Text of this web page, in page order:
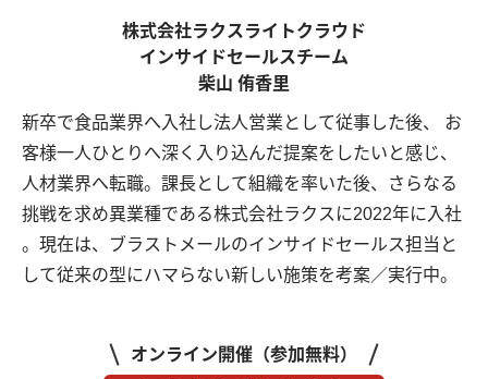
株式会社ラクスライトクラウド
インサイドセールスチーム
柴山 侑香里
新卒で食品業界へ入社し法人営業として従事した後、 お
客様一人ひとりへ深く入り込んだ提案をしたいと感じ、
人材業界へ転職。課長として組織を率いた後、さらなる
挑戦を求め異業種である株式会社ラクスに2022年に入社
。現在は、ブラストメールのインサイドセールス担当と
して従来の型にハマらない新しい施策を考案／実行中。
オンライン開催（参加無料）